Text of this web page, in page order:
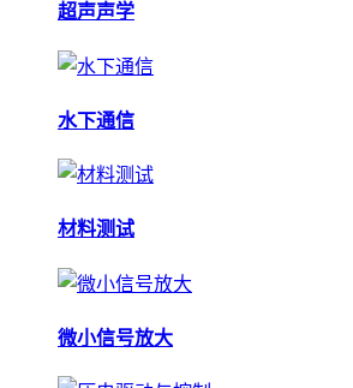
超声声学
水下通信
材料测试
微小信号放大